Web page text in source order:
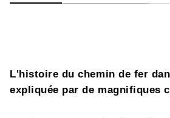
L'histoire du chemin de fer
expliquée par de magnifiques